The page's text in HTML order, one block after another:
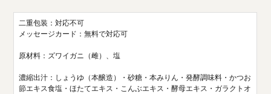
二重包装：対応不可
メッセージカード：無料で対応可
原材料：ズワイガニ（雌）、塩
濃縮出汁：しょうゆ（本醸造）・砂糖・本みりん・発酵調味料・かつお
節エキス食塩・ほたてエキス・こんぶエキス・酵母エキス・ガラクトオ